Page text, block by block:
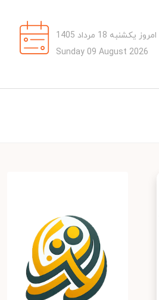
امروز یکشنبه 18 مرداد 1405
Sunday 09 August 2026